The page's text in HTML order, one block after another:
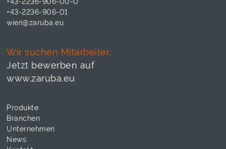
+43-2236-906-01
wien@zaruba.eu
Wir suchen Mitarbeiter.
Jetzt bewerben auf
www.zaruba.eu
Produkte
Branchen
Unternehmen
News